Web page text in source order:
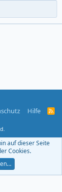
Hilfe
R
F
auf dieser Seite
Cookies.